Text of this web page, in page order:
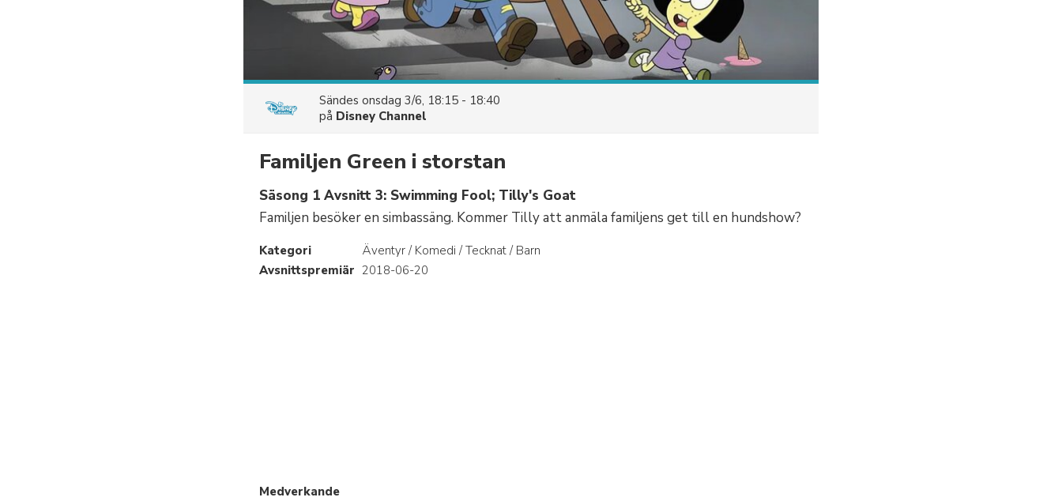
Sändes onsdag 3/6, 18:15 - 18:40
på Disney Channel
Familjen Green i storstan
Säsong 1 Avsnitt 3: Swimming Fool; Tilly's Goat
Familjen besöker en simbassäng. Kommer Tilly att anmäla familjens get till en hundshow?
Kategori
Äventyr / Komedi / Tecknat / Barn
Avsnittspremiär 2018-06-20
Medverkande